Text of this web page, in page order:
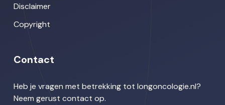
Disclaimer
Copyright
Contact
Heb je vragen met betrekking tot longoncologie.nl?
Neem gerust contact op.